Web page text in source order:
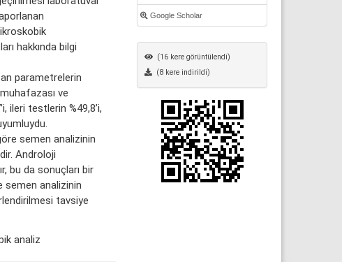
hakkında bilgi
parametrelerin
ve
ileri testlerin %49,8’i,
semen analizinin
Androloji
bu da sonuçları bir
semen analizinin
tavsiye
analiz
Google Scholar
(16 kere görüntülendi)
(8 kere indirildi)